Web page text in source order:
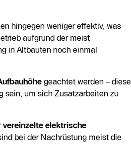
hingegen weniger effektiv, was
aufgrund der meist
in Altbauten noch einmal
geachtet werden – diese
sein, um sich Zusatzarbeiten zu
vereinzelte elektrische
bei der Nachrüstung meist die